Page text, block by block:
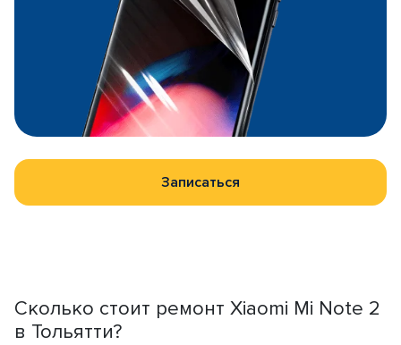
Записаться
Сколько стоит ремонт Xiaomi Mi Note 2
в Тольятти?